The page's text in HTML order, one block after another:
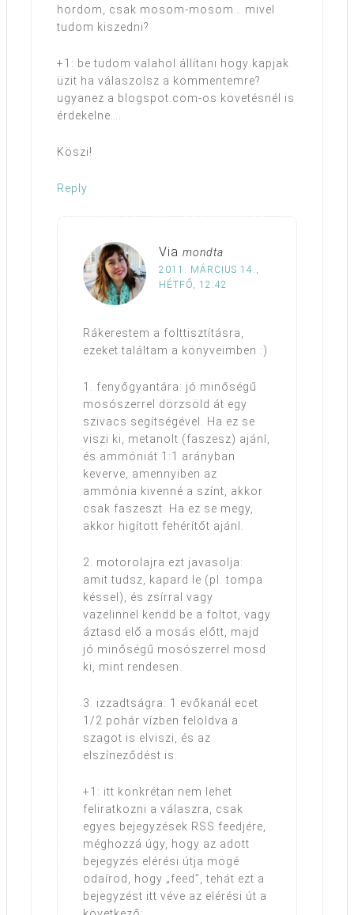
hordom, csak mosom-mosom… mivel
tudom kiszedni?
+1: be tudom valahol állítani hogy kapjak
üzit ha válaszolsz a kommentemre?
ugyanez a blogspot.com-os követésnél is
érdekelne….
Köszi!
Reply
Via mondta
2011. MÁRCIUS 14.,
HÉTFŐ, 12:42
Rákerestem a folttisztításra,
ezeket találtam a könyveimben :)
1. fenyőgyantára: jó minőségű
mosószerrel dörzsöld át egy
szivacs segítségével. Ha ez se
viszi ki, metanolt (faszesz) ajánl,
és ammóniát 1:1 arányban
keverve, amennyiben az
ammónia kivenné a színt, akkor
csak faszeszt. Ha ez se megy,
akkor higított fehérítőt ajánl.
2. motorolajra ezt javasolja:
amit tudsz, kapard le (pl. tompa
késsel), és zsírral vagy
vazelinnel kendd be a foltot, vagy
áztasd elő a mosás előtt, majd
jó minőségű mosószerrel mosd
ki, mint rendesen.
3. izzadtságra: 1 evőkanál ecet
1/2 pohár vízben feloldva a
szagot is elviszi, és az
elszíneződést is.
+1: itt konkrétan nem lehet
feliratkozni a válaszra, csak
egyes bejegyzések RSS feedjére,
méghozzá úgy, hogy az adott
bejegyzés elérési útja mögé
odaírod, hogy „feed”, tehát ezt a
bejegyzést itt véve az elérési út a